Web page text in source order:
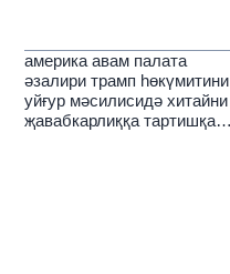
америка авам палата
әзалири трамп һөкүмитини
уйғур мәсилисидә хитайни
җавабкарлиққа тартишқа